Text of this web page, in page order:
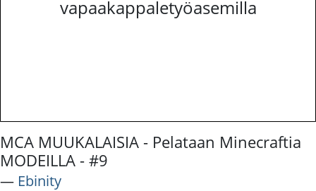
vapaakappaletyöasemilla
MCA MUUKALAISIA - Pelataan Minecraftia
MODEILLA - #9
― Ebinity